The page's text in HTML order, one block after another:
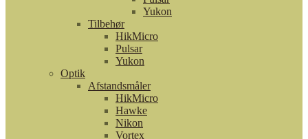
Yukon
Tilbehør
HikMicro
Pulsar
Yukon
Optik
Afstandsmåler
HikMicro
Hawke
Nikon
Vortex